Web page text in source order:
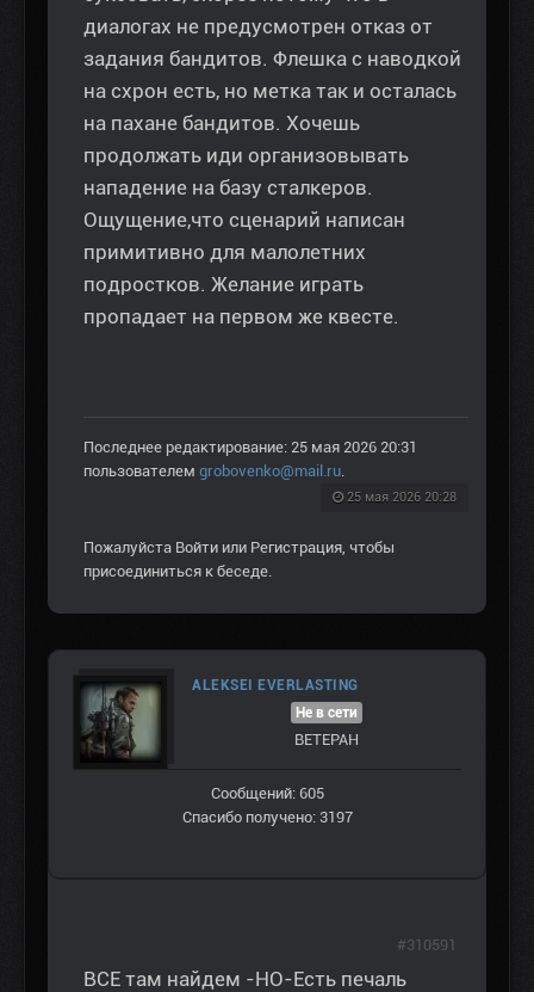
диалогах не предусмотрен отказ от
задания бандитов. Флешка с наводкой
на схрон есть, но метка так и осталась
на пахане бандитов. Хочешь
продолжать иди организовывать
нападение на базу сталкеров.
Ощущение,что сценарий написан
примитивно для малолетних
подростков. Желание играть
пропадает на первом же квесте.
Последнее редактирование: 25 мая 2026 20:31
пользователем grobovenko@mail.ru
25 мая 2026 20:28
Пожалуйста Войти или Регистрация , чтобы
присоединиться к беседе.
ALEKSEI EVERLASTING
Не в сети
ВЕТЕРАН
Сообщений: 605
Спасибо получено: 3197
ВСЕ там найдем -НО-Есть печаль
#310591